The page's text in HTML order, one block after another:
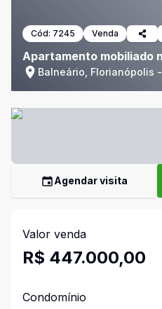
Cód: 7245 Venda
Apartamento mobiliado
Balneário, Florianópolis -
Agendar visita
Valor venda
R$ 447.000,00
Condomínio